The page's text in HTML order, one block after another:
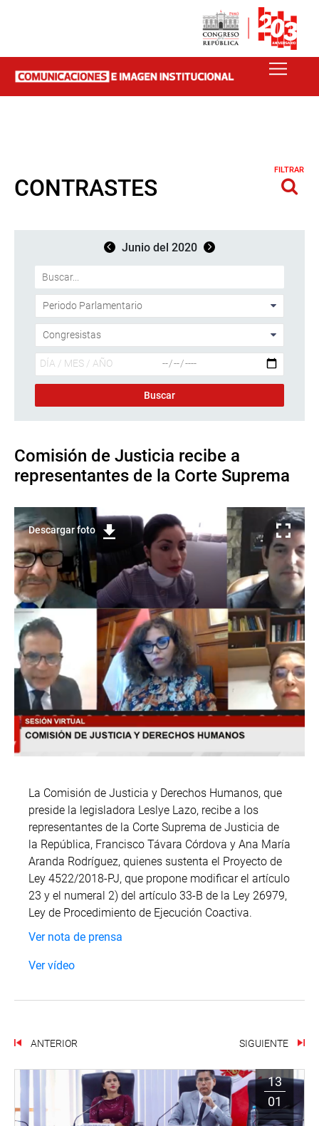
CONTRASTES
FILTRAR
Junio del 2020
Comisión de Justicia recibe a
representantes de la Corte Suprema
Descargar foto
La Comisión de Justicia y Derechos Humanos, que
preside la legisladora Leslye Lazo, recibe a los
representantes de la Corte Suprema de Justicia de
la República, Francisco Távara Córdova y Ana María
Aranda Rodríguez, quienes sustenta el Proyecto de
Ley 4522/2018-PJ, que propone modificar el artículo
23 y el numeral 2) del artículo 33-B de la Ley 26979,
Ley de Procedimiento de Ejecución Coactiva.
Ver nota de prensa
Ver vídeo
ANTERIOR SIGUIENTE
13
01